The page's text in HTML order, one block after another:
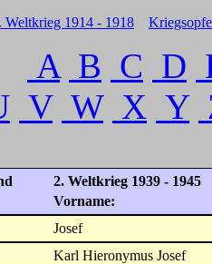
Weltkrieg 1914 - 1918
A B C D
V W X Y
2. Weltkrieg 1939 - 1945
Vorname:
Josef
Karl Hieronymus Josef